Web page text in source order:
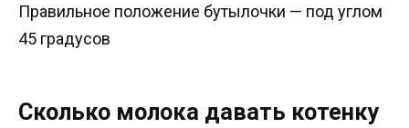
Правильное положение бутылочки — под углом
45 градусов
Сколько молока давать котенку